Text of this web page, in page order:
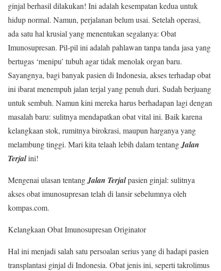
ginjal berhasil dilakukan! Ini adalah kesempatan kedua untuk
hidup normal. Namun, perjalanan belum usai. Setelah operasi,
ada satu hal krusial yang menentukan segalanya: Obat
Imunosupresan. Pil-pil ini adalah pahlawan tanpa tanda jasa yang
bertugas ‘menipu’ tubuh agar tidak menolak organ baru.
Sayangnya, bagi banyak pasien di Indonesia, akses terhadap obat
ini ibarat menempuh jalan terjal yang penuh duri. Sudah berjuang
untuk sembuh. Namun kini mereka harus berhadapan lagi dengan
masalah baru: sulitnya mendapatkan obat vital ini. Baik karena
kelangkaan stok, rumitnya birokrasi, maupun harganya yang
melambung tinggi. Mari kita telaah lebih dalam tentangJalan
Terjalini!
Mengenai ulasan tentangJalan Terjalpasien ginjal: sulitnya
akses obat imunosupresan telah di lansir sebelumnya oleh
kompas.com.
Kelangkaan Obat Imunosupresan Originator
Hal ini menjadi salah satu persoalan serius yang di hadapi pasien
transplantasi ginjal di Indonesia. Obat jenis ini, seperti takrolimus